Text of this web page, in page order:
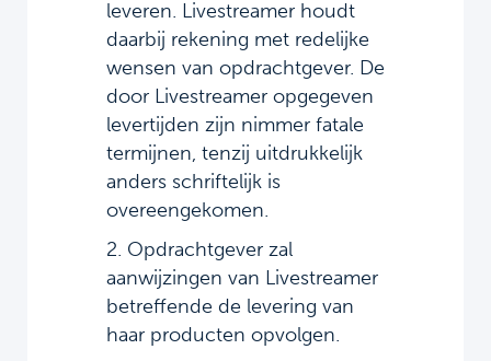
leveren. Livestreamer houdt
daarbij rekening met redelijke
wensen van opdrachtgever. De
door Livestreamer opgegeven
levertijden zijn nimmer fatale
termijnen, tenzij uitdrukkelijk
anders schriftelijk is
overeengekomen.
2. Opdrachtgever zal
aanwijzingen van Livestreamer
betreffende de levering van
haar producten opvolgen.